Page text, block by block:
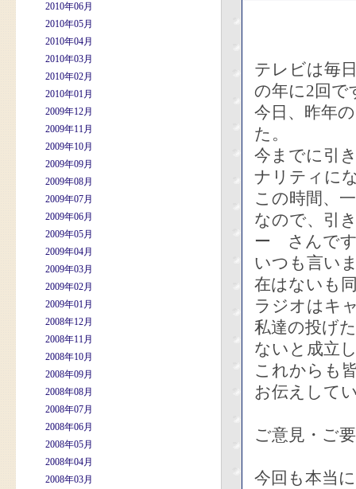
2010年06月
2010年05月
2010年04月
2010年03月
2010年02月
2010年01月
2009年12月
2009年11月
2009年10月
2009年09月
2009年08月
2009年07月
2009年06月
2009年05月
2009年04月
2009年03月
2009年02月
2009年01月
2008年12月
2008年11月
2008年10月
2008年09月
2008年08月
2008年07月
2008年06月
2008年05月
2008年04月
2008年03月
テレビは毎
の年に2回で
今日、昨年
た。
今までに引
ナリティに
この時間、
なので、引
ー さんで
いつも言い
在はないも
ラジオはキ
私達の投げ
ないと成立
これからも
お伝えして
ご意見・ご
今回も本当